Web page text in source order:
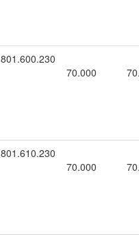
801.600.230
70.000
801.610.230
70.000